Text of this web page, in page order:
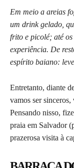
Em meio a areias
um drink gelado,
frito e picolé; até
experiência. De
espírito baiano:
Entretanto, diante
vamos ser
Pensando nisso,
praia em Salvador
prazerosa visita à